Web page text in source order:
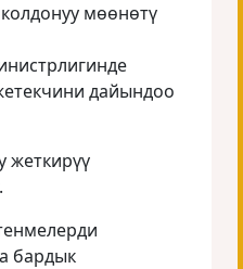
мөөнөтү
дайындоо
жеткирүү
бардык